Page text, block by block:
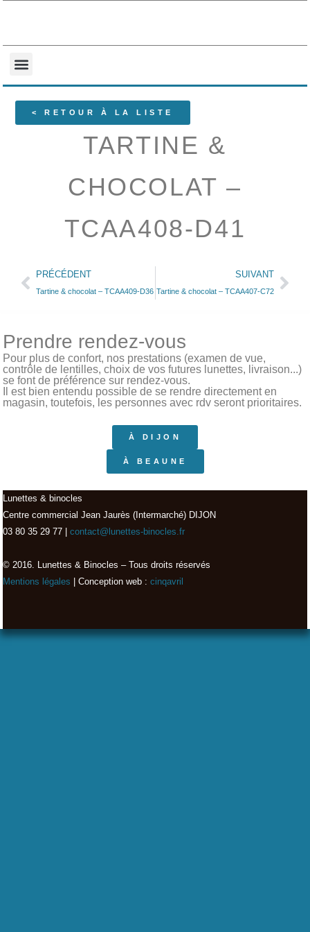
< RETOUR À LA LISTE
TARTINE &
CHOCOLAT –
TCAA408-D41
PRÉCÉDENT
Tartine & chocolat – TCAA409-D36
SUIVANT
Tartine & chocolat – TCAA407-C72
Prendre rendez-vous
Pour plus de confort, nos prestations (examen de vue,
contrôle de lentilles, choix de vos futures lunettes, livraison...)
se font de préférence sur rendez-vous.
Il est bien entendu possible de se rendre directement en
magasin, toutefois, les personnes avec rdv seront prioritaires.
À DIJON
À BEAUNE
Lunettes & binocles
Centre commercial Jean Jaurès (Intermarché) DIJON
03 80 35 29 77 |
contact@lunettes-binocles.fr
© 2016. Lunettes & Binocles – Tous droits réservés​
Mentions légales | Conception web : cinqavril